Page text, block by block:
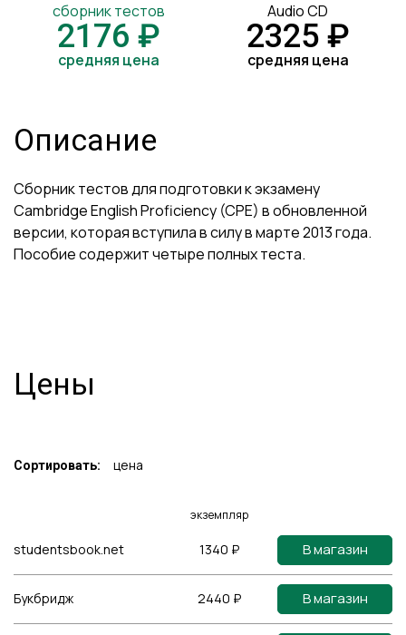
сборник тестов
2176 ₽
средняя цена
Audio CD
2325 ₽
средняя цена
Описание
Сборник тестов для подготовки к экзамену
Cambridge English Proficiency (CPE) в обновленной
версии, которая вступила в силу в марте 2013 года.
Пособие содержит четыре полных теста.
Цены
Сортировать: цена
экземпляр
studentsbook.net 1340 ₽ В магазин
Букбридж 2440 ₽ В магазин